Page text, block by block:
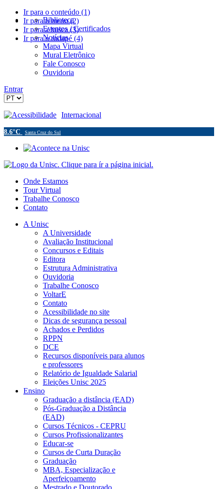
Ir para o conteúdo (1)
Ir para o menu (2)
Ir para a busca (3)
Ir para o rodapé (4)
Biblioteca
Eventos / Certificados
Notícias
Mapa Virtual
Mural Eletrônico
Fale Conosco
Ouvidoria
Entrar
Acessibilidade Internacional
8.6°C Santa Cruz do Sul
Onde Estamos
Tour Virtual
Trabalhe Conosco
Contato
A Unisc
A Universidade
Avaliação Institucional
Concursos e Editais
Editora
Estrutura Administrativa
Ouvidoria
Trabalhe Conosco
VoltarE
Contato
Acessibilidade no site
Dicas de segurança pessoal
Achados e Perdidos
RPPN
DCE
Recursos disponíveis para alunos
e professores
Relatório de Igualdade Salarial
Eleições Unisc 2025
Ensino
Graduação a distância (EAD)
Pós-Graduação a Distância
(EAD)
Cursos Técnicos - CEPRU
Cursos Profissionalizantes
Educar-se
Cursos de Curta Duração
Graduação
MBA, Especialização e
Aperfeiçoamento
Mestrado e Doutorado